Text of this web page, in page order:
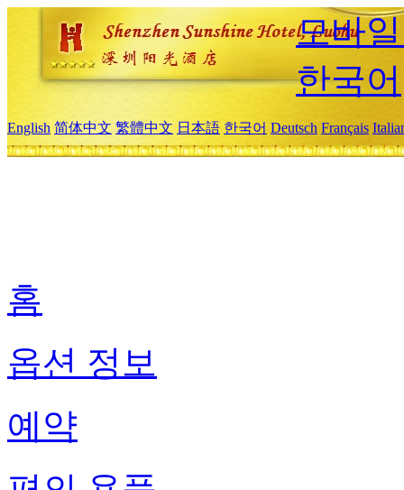
모바
한국어
English 简体中文 繁體中文 日本語 한국어 Deutsch Français
홈
옵션 정보
예약